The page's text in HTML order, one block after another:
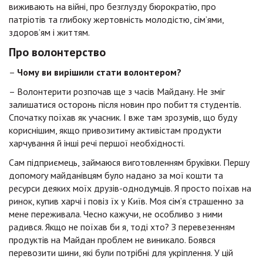
виживають на війні, про безглузду бюрократію, про
патріотів та глибоку жертовність молодістю, сім’ями,
здоров’ям і життям.
Про волонтерство
– Чому ви вирішили стати волонтером?
– Волонтерити розпочав ще з часів Майдану. Не зміг
залишатися осторонь після новин про побиття студентів.
Спочатку поїхав як учасник. І вже там зрозумів, що буду
кориснішим, якщо привозитиму активістам продукти
харчування й інші речі першої необхідності.
Сам підприємець, займаюся виготовленням бруківки. Першу
допомогу майданівцям було надано за мої кошти та
ресурси деяких моїх друзів-однодумців. Я просто поїхав на
ринок, купив харчі і повіз їх у Київ. Моя сім’я страшенно за
мене переживала. Чесно кажучи, не особливо з ними
радився. Якщо не поїхав би я, тоді хто? З перевезенням
продуктів на Майдан проблем не виникало. Боявся
перевозити шини, які були потрібні для укріплення. У цій